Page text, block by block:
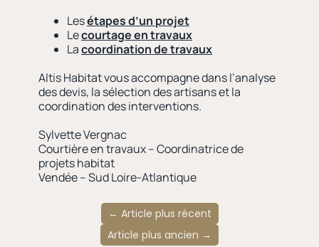
Lesétapes d’un projet
Lecourtage en travaux
Lacoordination de travaux
Altis Habitat vous accompagne dans l’analyse
des devis, la sélection des artisans et la
coordination des interventions.
Sylvette Vergnac
Courtière en travaux – Coordinatrice de
projets habitat
Vendée – Sud Loire-Atlantique
← Article plus récent
Article plus ancien →